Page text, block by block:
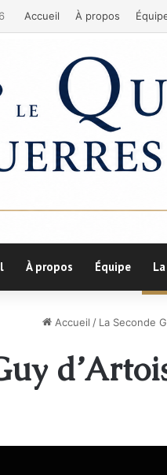
Accueil À propos
À propos Équipe
Accueil / La Seconde